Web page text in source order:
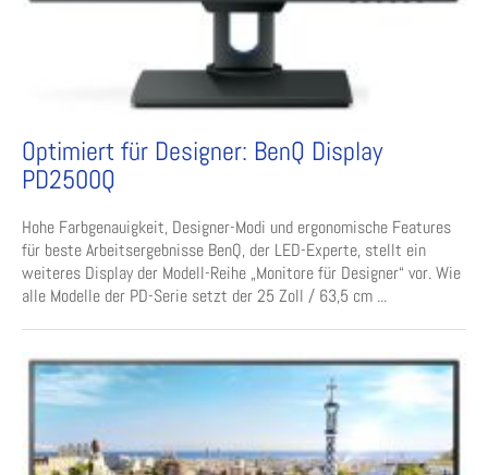
Optimiert für Designer: BenQ Display
PD2500Q
Hohe Farbgenauigkeit, Designer-Modi und ergonomische Features
für beste Arbeitsergebnisse BenQ, der LED-Experte, stellt ein
weiteres Display der Modell-Reihe „Monitore für Designer“ vor. Wie
alle Modelle der PD-Serie setzt der 25 Zoll / 63,5 cm ...